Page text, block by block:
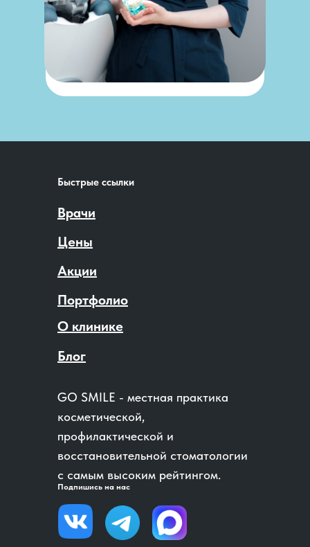
Подпишись на нас
Быстрые ссылки
Врачи
Цены
Акции
Портфолио
О клинике
GO SMILE - местная практика
косметической,
профилактической и
восстановительной стоматологии
с самым высоким рейтингом.
Блог